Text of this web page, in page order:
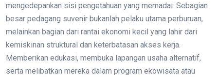
mengedepankan sisi pengetahuan yang memadai. Sebagian
besar pedagang suvenir bukanlah pelaku utama perburuan,
melainkan bagian dari rantai ekonomi kecil yang lahir dari
kemiskinan struktural dan keterbatasan akses kerja.
Memberikan edukasi, membuka lapangan usaha alternatif,
serta melibatkan mereka dalam program ekowisata atau